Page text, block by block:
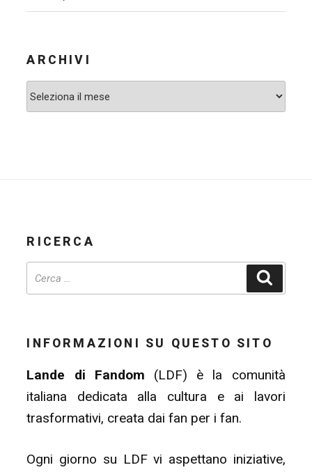
ARCHIVI
Archivi
RICERCA
INFORMAZIONI SU QUESTO SITO
Lande di Fandom (LDF) è la comunità
italiana dedicata alla cultura e ai lavori
trasformativi, creata dai fan per i fan.
Ogni giorno su LDF vi aspettano iniziative,